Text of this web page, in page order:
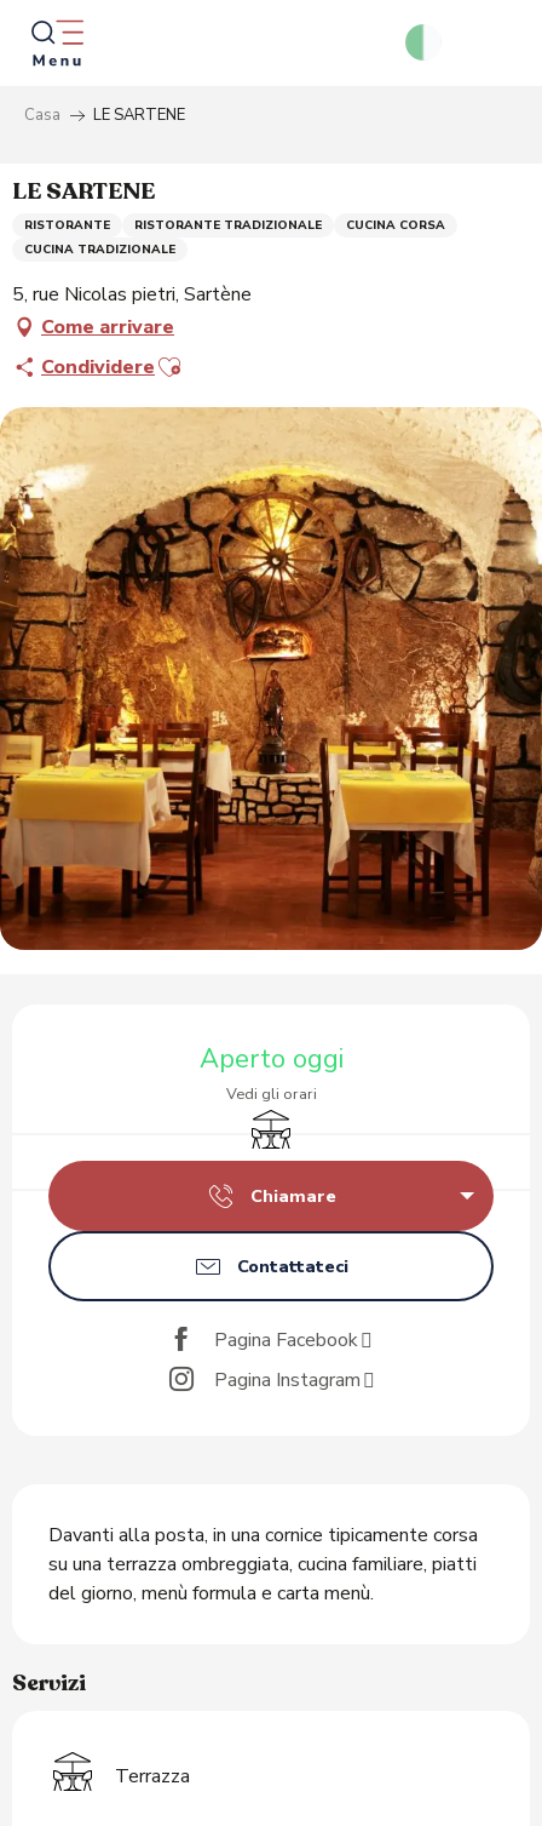
Aller
contenu
principal
Casa LE SARTENE
LE SARTENE
RISTORANTE RISTORANTE TRADIZIONALE
CUCINA CORSA
CUCINA TRADIZIONALE
5, rue Nicolas pietri, Sartène
Come arrivare
CondividereAjouter aux favoris
Aperto oggi
Vedi gli orari
Terrazza
Chiamare
Contattateci
Pagina Facebook
Pagina Instagram
Davanti alla posta, in una cornice tipicamente corsa
su una terrazza ombreggiata, cucina familiare, piatti
del giorno, menù formula e carta menù.
Servizi
Terrazza